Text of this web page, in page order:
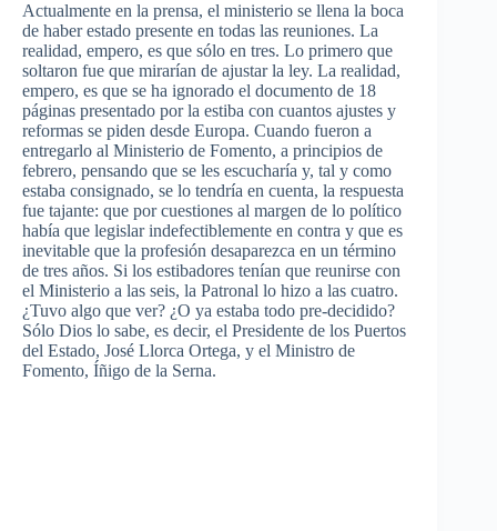
Actualmente en la prensa, el ministerio se llena la boca
de haber estado presente en todas las reuniones. La
realidad, empero, es que sólo en tres. Lo primero que
soltaron fue que mirarían de ajustar la ley. La realidad,
empero, es que se ha ignorado el documento de 18
páginas presentado por la estiba con cuantos ajustes y
reformas se piden desde Europa. Cuando fueron a
entregarlo al Ministerio de Fomento, a principios de
febrero, pensando que se les escucharía y, tal y como
estaba consignado, se lo tendría en cuenta, la respuesta
fue tajante: que por cuestiones al margen de lo político
había que legislar indefectiblemente en contra y que es
inevitable que la profesión desaparezca en un término
de tres años. Si los estibadores tenían que reunirse con
el Ministerio a las seis, la Patronal lo hizo a las cuatro.
¿Tuvo algo que ver? ¿O ya estaba todo pre-decidido?
Sólo Dios lo sabe, es decir, el Presidente de los Puertos
del Estado, José Llorca Ortega, y el Ministro de
Fomento, Íñigo de la Serna.